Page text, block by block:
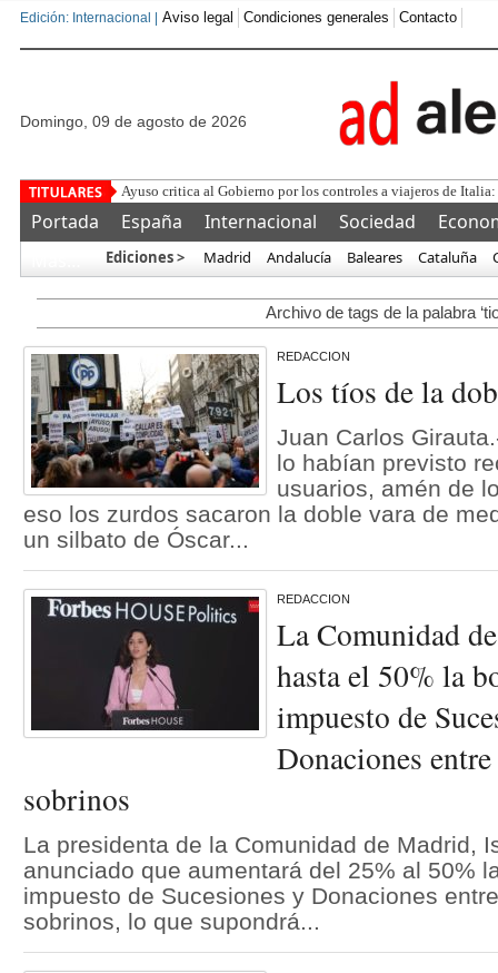
Edición: Internacional | Aviso legal Condiciones generales Contacto
domingo, 09 de agosto de 2026
Ayuso critica al Gobierno por los controles a viajeros de
Portada España Internacional Sociedad
Ediciones > Madrid Andalucía Baleares Cataluña
Archivo de tags de la palabra
REDACCION
Los tíos de la
Juan Carlos
lo habían previsto
usuarios, amén de
eso los zurdos sacaron la doble vara de
un silbato de Óscar...
REDACCION
La Comunidad
hasta el 50% la
impuesto de
Donaciones
sobrinos
La presidenta de la Comunidad de Madrid,
anunciado que aumentará del 25% al 50%
impuesto de Sucesiones y Donaciones
sobrinos, lo que supondrá...